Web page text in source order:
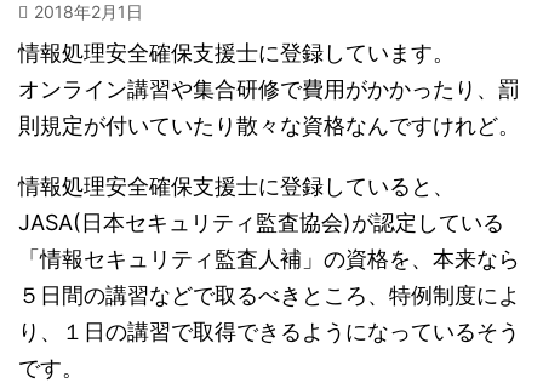
2018年2月1日
情報処理安全確保支援士に登録しています。
オンライン講習や集合研修で費用がかかったり、罰
則規定が付いていたり散々な資格なんですけれど。
情報処理安全確保支援士に登録していると、
JASA(日本セキュリティ監査協会)が認定している
「情報セキュリティ監査人補」の資格を、本来なら
５日間の講習などで取るべきところ、特例制度によ
り、１日の講習で取得できるようになっているそう
です。